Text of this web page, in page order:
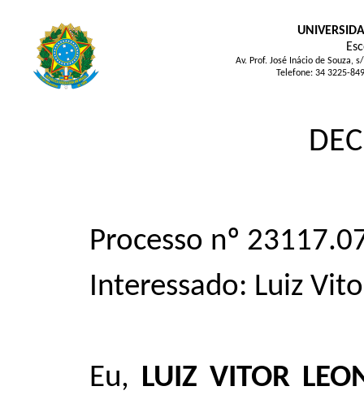
Av. Prof. José Inácio de Souza,
Telefone: 34 3225-
Processo nº
Interessado: Luiz
Eu, LUIZ VITOR